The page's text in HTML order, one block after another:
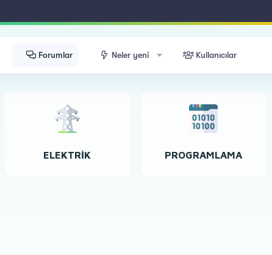
Forumlar Neler yeni Kullanıcılar
ELEKTRIK PROGRAMLAMA